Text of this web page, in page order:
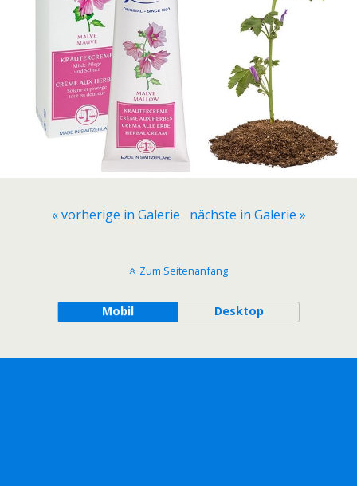
« vorherige in Galerie nächste in Galerie »
Zum Seitenanfang
Mobil Desktop